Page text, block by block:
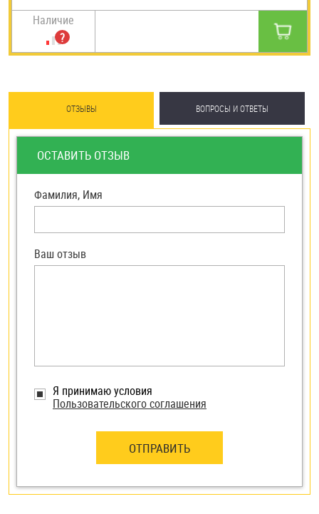
Наличие
ОТЗЫВЫ ВОПРОСЫ И ОТВЕТЫ
ОСТАВИТЬ ОТЗЫВ
Фамилия, Имя
Я принимаю условия
Пользовательского соглашения
ОТПРАВИТЬ
Ваш отзыв